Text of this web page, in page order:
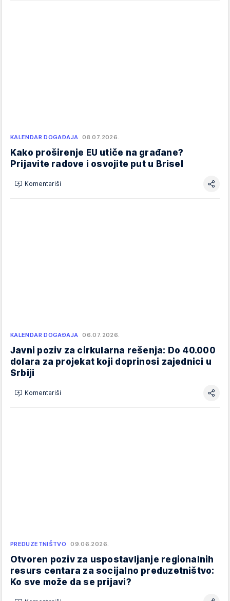
KALENDAR DOGAĐAJA 08.07.2026.
Kako proširenje EU utiče na građane?
Prijavite radove i osvojite put u Brisel
Komentariši
KALENDAR DOGAĐAJA 06.07.2026.
Javni poziv za cirkularna rešenja: Do 40.000
dolara za projekat koji doprinosi zajednici u
Srbiji
Komentariši
PREDUZETNIŠTVO 09.06.2026.
Otvoren poziv za uspostavljanje regionalnih
resurs centara za socijalno preduzetništvo:
Ko sve može da se prijavi?